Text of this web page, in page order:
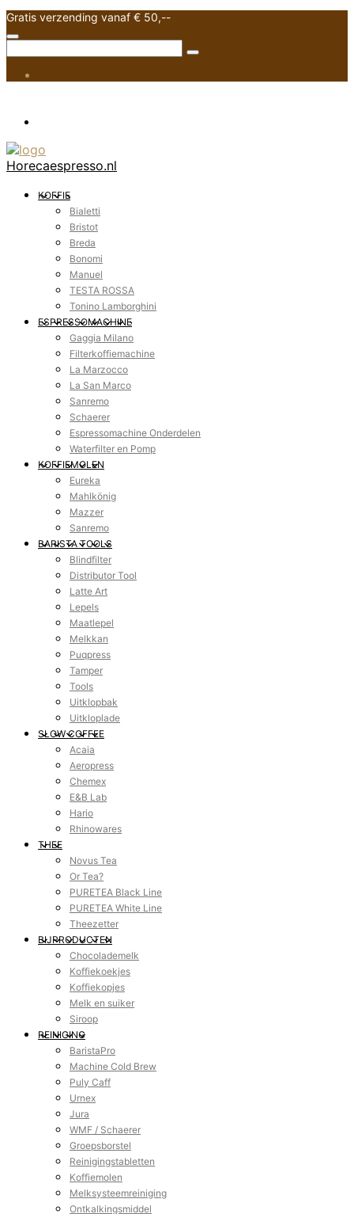
Gratis verzending vanaf € 50,--
Horecaespresso.nl
KOFFIE
Bialetti
Bristot
Breda
Bonomi
Manuel
TESTA ROSSA
Tonino Lamborghini
ESPRESSOMACHINE
Gaggia Milano
Filterkoffiemachine
La Marzocco
La San Marco
Sanremo
Schaerer
Espressomachine Onderdelen
Waterfilter en Pomp
KOFFIEMOLEN
Eureka
Mahlkönig
Mazzer
Sanremo
BARISTA TOOLS
Blindfilter
Distributor Tool
Latte Art
Lepels
Maatlepel
Melkkan
Puqpress
Tamper
Tools
Uitklopbak
Uitkloplade
SLOW COFFEE
Acaia
Aeropress
Chemex
E&B Lab
Hario
Rhinowares
THEE
Novus Tea
Or Tea?
PURETEA Black Line
PURETEA White Line
Theezetter
BIJPRODUCTEN
Chocolademelk
Koffiekoekjes
Koffiekopjes
Melk en suiker
Siroop
REINIGING
BaristaPro
Machine Cold Brew
Puly Caff
Urnex
Jura
WMF / Schaerer
Groepsborstel
Reinigingstabletten
Koffiemolen
Melksysteemreiniging
Ontkalkingsmiddel